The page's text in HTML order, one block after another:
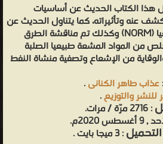
هذا الكتاب الحديث عن أساسيات
عنه وتأثيراته، كما يتناول الحديث عن
المواد المشعة طبيعيا (NORM) وكذلك تم مناقشة الطرق
من المواد المشعة طبيعيا الصلبة
من الإشعاع وتصفية منشاة النفط
:عذاب طاهر الكنانى.
للنشر والتوزيع.
: 2716 مرّة / مرات.
2020م.
: 3 ميجا بايت .